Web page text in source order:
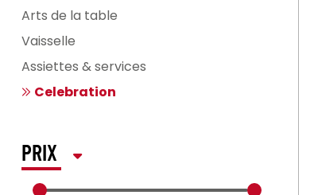
Arts de la table
Vaisselle
Assiettes & services
Celebration
PRIX